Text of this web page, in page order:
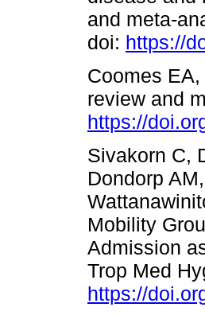
and meta-
doi: https://
Coomes
review and
https://
Sivakorn C,
Dondorp
Mobility
Admission
Trop Med
https://